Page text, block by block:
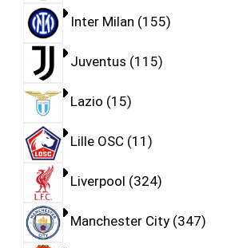
Inter Milan 155
Juventus 115
Lazio 15
Lille OSC 11
Liverpool 324
Manchester City 347